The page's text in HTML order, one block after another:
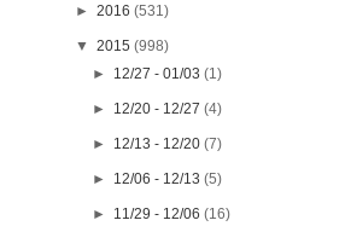
► 2016 (531)
▼ 2015 (998)
► 12/27 - 01/03(1)
► 12/20 - 12/27(4)
► 12/13 - 12/20(7)
► 12/06 - 12/13(5)
► 11/29 - 12/06(16)